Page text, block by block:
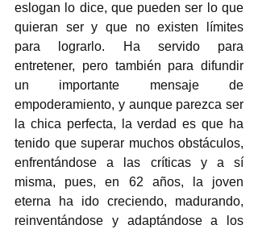
eslogan lo dice, que pueden ser lo que
quieran ser y que no existen límites
para lograrlo. Ha servido para
entretener, pero también para difundir
un importante mensaje de
empoderamiento, y aunque parezca ser
la chica perfecta, la verdad es que ha
tenido que superar muchos obstáculos,
enfrentándose a las críticas y a sí
misma, pues, en 62 años, la joven
eterna ha ido creciendo, madurando,
reinventándose y adaptándose a los